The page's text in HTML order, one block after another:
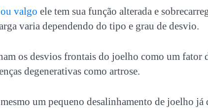
valgo ele tem sua função alterada e
varia dependendo do tipo e grau de desvio.
os desvios frontais do joelho como um fator
degenerativas como artrose.
um pequeno desalinhamento de joelho já